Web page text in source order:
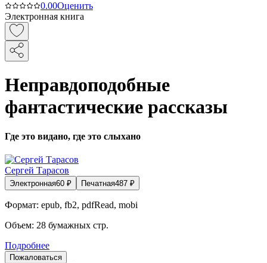
0.00Оценить
Электронная книга
Неправдоподобные
фантастические рассказы
Где это видано, где это слыхано
Сергей Тарасов
Электронная60 ₽ Печатная487 ₽
Формат: epub, fb2, pdfRead, mobi
Объем: 28 бумажных стр.
Подробнее
Пожаловаться